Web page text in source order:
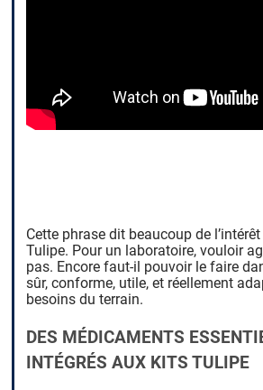
Cette phrase dit beaucoup de
Tulipe. Pour un laboratoire, vouloir
pas. Encore faut-il pouvoir le faire
sûr, conforme, utile, et réellement
besoins du terrain.
DES MÉDICAMENTS
INTÉGRÉS AUX KITS TULIPE